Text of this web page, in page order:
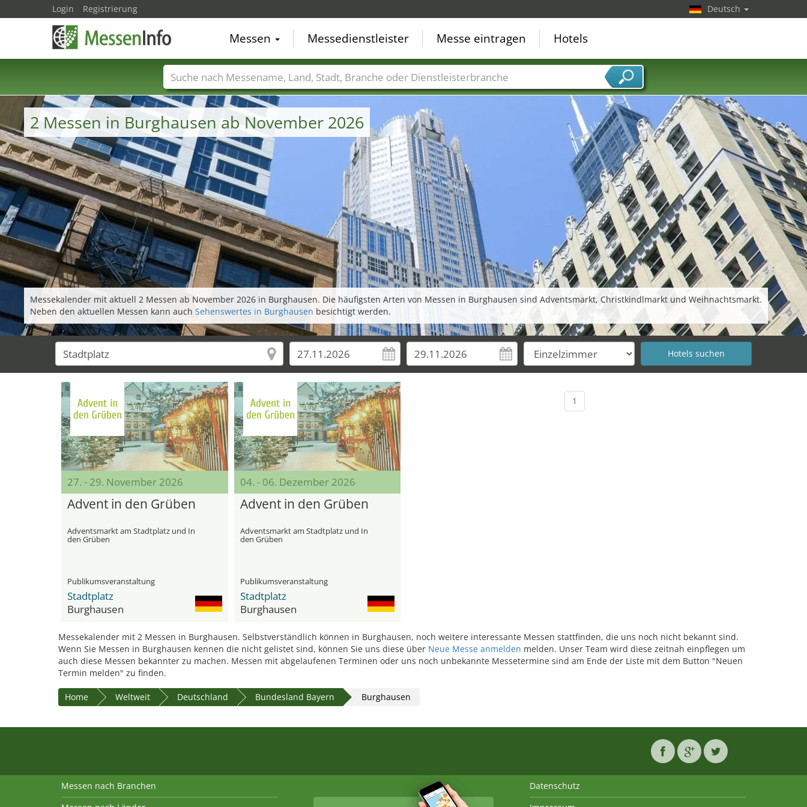
2 Messen in Burghausen ab November 2026
Messekalender mit aktuell 2 Messen ab November 2026 in Burghausen. Die häufigsten Arten von Messen in Burghausen sind Adventsmarkt, Christkindlmarkt und Weihnachtsmarkt.
Neben den aktuellen Messen kann auch Sehenswertes in Burghausen besichtigt werden.
27. - 29. November 2026
Advent in den Grüben
Adventsmarkt am Stadtplatz und In
den Grüben
Publikumsveranstaltung
Stadtplatz
Burghausen
04. - 06. Dezember 2026
Advent in den Grüben
Adventsmarkt am Stadtplatz und In
den Grüben
Publikumsveranstaltung
Stadtplatz
Burghausen
1
Messekalender mit 2 Messen in Burghausen. Selbstverständlich können in Burghausen, noch weitere interessante Messen stattfinden, die uns noch nicht bekannt sind.
Wenn Sie Messen in Burghausen kennen die nicht gelistet sind, können Sie uns diese über Neue Messe anmelden melden. Unser Team wird diese zeitnah einpflegen um
auch diese Messen bekannter zu machen. Messen mit abgelaufenen Terminen oder uns noch unbekannte Messetermine sind am Ende der Liste mit dem Button "Neuen
Termin melden" zu finden.
Home Weltweit Deutschland Bundesland Bayern Burghausen
Login Registrierung Deutsch
Messen Messedienstleister Messe eintragen Hotels
Messenamen Länder Städte Branchen Dienstleisterbranchen
Messen nach Branchen
Datenschutz